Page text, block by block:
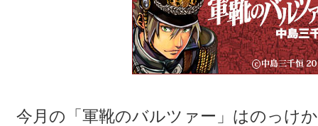
今月の「軍靴のバルツァー」はのっけ